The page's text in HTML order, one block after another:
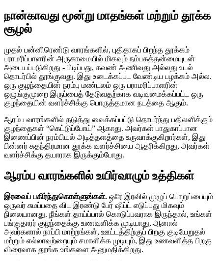
நான்காவது மூன்று மாதங்கள் மற்றும் தூக்க
சூழல்
முதல் பன்னிரெண்டு வாரங்களில், புதிதாகப் பிறந்த தூக்கம்
பராமரிப்பாளரின் அருகாமையில் மிகவும் நம்பகத்தன்மையுடன்
அடையப்படுகிறது - பிடிப்பது, கவண் அணிவது அல்லது உடல்
தொடர்பில் தூங்குவது. இது உடைக்கப்பட வேண்டிய பழக்கம் அல்ல.
ஒரு குழந்தையின் நரம்பு மண்டலம் ஒரு பராமரிப்பாளரின்
ஒழுங்குமுறை இருப்பைத் தேடுவதற்காக வடிவமைக்கப்பட்ட ஒரு
குழந்தையின் வளர்ச்சிக்கு பொருத்தமான நடத்தை ஆகும்.
ஆரம்ப வாரங்களில் தடுத்து வைக்கப்பட்டு தொடர்ந்து பதிலளிக்கும்
குழந்தைகள் “கெட்டுப்போய்” ஆகாது. அவர்கள் பாதுகாப்பான
இணைப்பின் நரம்பியல் அடித்தளத்தை உருவாக்குகிறார்கள், இது
பின்னர் சுதந்திரமான தூக்க வளர்ச்சியை ஆதரிக்கிறது, அவர்கள்
வளர்ச்சிக்கு தயாராக இருக்கும்போது.
ஆரம்ப வாரங்களில் உயிர்வாழும் உத்திகள்
இரவைப் பகிர்ந்துகொள்ளுங்கள். ஒரே இரவில் முழுப் பொறுப்பையும்
ஒருவர் சுமப்பதை விட இரண்டு பேர் ஷிப்ட் எடுப்பது மிகவும்
நிலையானது. நீங்கள் தாய்ப்பால் கொடுப்பவராக இருந்தால், உங்கள்
பங்குதாரர் குழந்தைக்கு உணவளிக்க முடியாது, ஆனால்
அவர்களால் நாப்பி மாற்றங்கள், ஊட்டத்திற்குப் பிறகு குடியேறுதல்
மற்றும் எல்லாவற்றையும் சமாளிக்க முடியும், இது உணவளித்த பிறகு
விரைவாக தூங்க உங்களை அனுமதிக்கிறது.